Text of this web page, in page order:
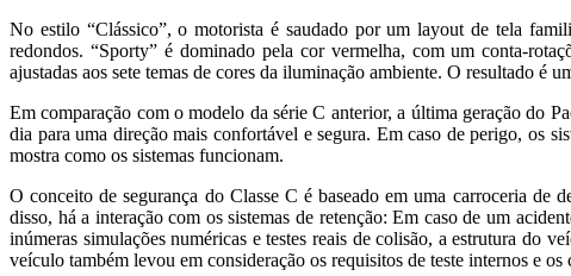
No estilo “Clássico”, o motorista é saudado por um layout de tela
redondos. “Sporty” é dominado pela cor vermelha, com um conta-
ajustadas aos sete temas de cores da iluminação ambiente. O resultado é
Em comparação com o modelo da série C anterior, a última geração do
dia para uma direção mais confortável e segura. Em caso de perigo, os
mostra como os sistemas funcionam.
O conceito de segurança do Classe C é baseado em uma carroceria de
disso, há a interação com os sistemas de retenção: Em caso de um
inúmeras simulações numéricas e testes reais de colisão, a estrutura do
veículo também levou em consideração os requisitos de teste internos e